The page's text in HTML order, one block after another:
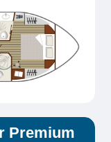
Premium